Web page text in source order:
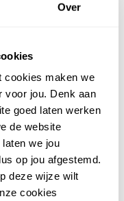
Over
cookies maken we
voor jou. Denk aan
goed laten werken
de website
we jou
op jou afgestemd.
deze wijze wilt
cookies